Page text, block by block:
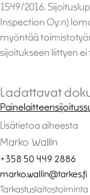
1549/2016.
Inspection Oy:n)
myöntää
sijoitukseen liittyen ei
Ladattavat
Lisätietoa aiheesta
Marko Wallin
+358 50 449 2886
marko.wallin@tarkes.fi
Tarkastuslaitostoiminta